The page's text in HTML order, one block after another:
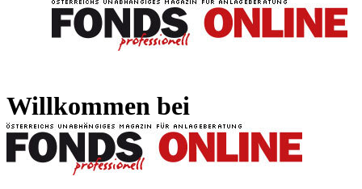
Willkommen bei